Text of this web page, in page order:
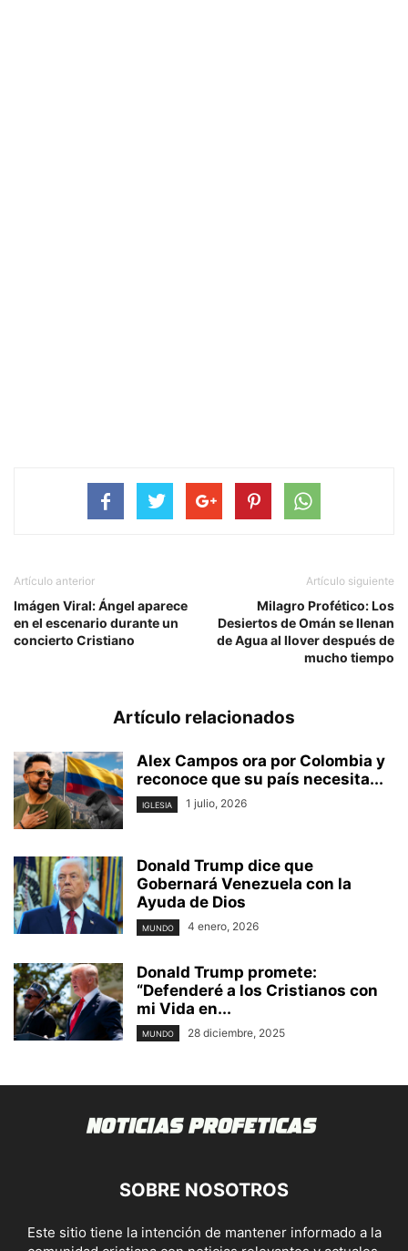
Artículo anterior
Imágen Viral: Ángel aparece
en el escenario durante un
concierto Cristiano
Artículo siguiente
Milagro Profético: Los
Desiertos de Omán se llenan
de Agua al llover después de
mucho tiempo
Artículo relacionados
Alex Campos ora por Colombia y
reconoce que su país necesita...
IGLESIA 1 julio, 2026
Donald Trump dice que
Gobernará Venezuela con la
Ayuda de Dios
MUNDO 4 enero, 2026
Donald Trump promete:
“Defenderé a los Cristianos con
mi Vida en...
MUNDO 28 diciembre, 2025
SOBRE NOSOTROS
Este sitio tiene la intención de mantener informado a la